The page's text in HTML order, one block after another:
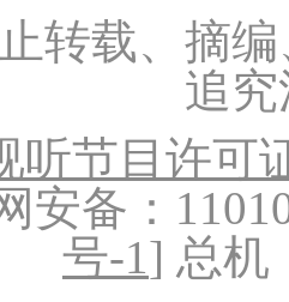
转载、摘
追
听节目许可
安备：
号-1] 总机